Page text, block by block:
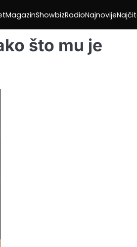
MagazinShowbizRadioNajnovije
što mu je